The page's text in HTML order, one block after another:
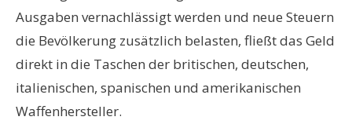
Ausgaben vernachlässigt werden und neue Steuern
die Bevölkerung zusätzlich belasten, fließt das Geld
direkt in die Taschen der britischen, deutschen,
italienischen, spanischen und amerikanischen
Waffenhersteller.